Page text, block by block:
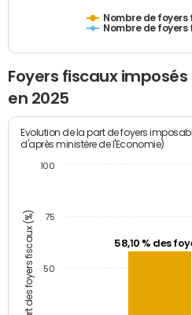
Nombre de foyers
Nombre de foyers
Foyers fiscaux
en 2025
Part des foyers fiscaux (%)
Evolution de la part de foyers
d'après ministère de l'Economie)
58,10 % des
50
75
100